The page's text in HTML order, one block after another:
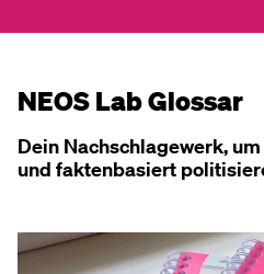
NEOS Lab Glossar
Dein Nachschlagewerk,
und faktenbasiert